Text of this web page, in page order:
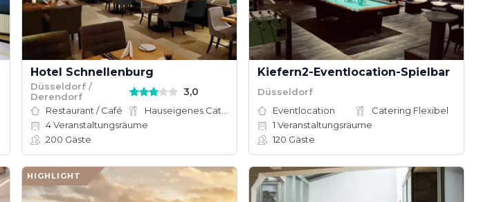
Hotel Schnellenburg
Düsseldorf /
Derendorf
3,0
Restaurant / Café
4Veranstaltungsräume
200 Gäste
Kiefern2-Eventlocation-Spielbar
Düsseldorf
Eventlocation
Catering Flexibel
1 Veranstaltungsräume
120 Gäste
HIGHLIGHT